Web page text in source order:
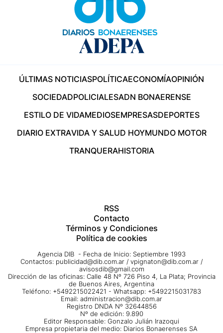
ÚLTIMAS NOTICIASPOLÍTICAECONOMÍAOPINIÓN
SOCIEDADPOLICIALESADN BONAERENSE
ESTILO DE VIDAMEDIOSEMPRESASDEPORTES
DIARIO EXTRAVIDA Y SALUD HOYMUNDO MOTOR
TRANQUERAHISTORIA
RSS
Contacto
Términos y Condiciones
Política de cookies
Agencia DIB - Fecha de Inicio: Septiembre 1993
Contactos: publicidad@dib.com.ar / vpignaton@dib.com.ar /
avisosdib@gmail.com
Dirección de las oficinas: Calle 48 Nº 726 Piso 4, La Plata; Provincia
de Buenos Aires, Argentina
Teléfono: +5492215022421 - Whatsapp: +5492215031783
Email: administracion@dib.com.ar
Registro DNDA Nº 32644856
Nº de edición: 9.890
Editor Responsable: Gonzalo Julián Irazoqui
Empresa propietaria del medio: Diarios Bonaerenses SA